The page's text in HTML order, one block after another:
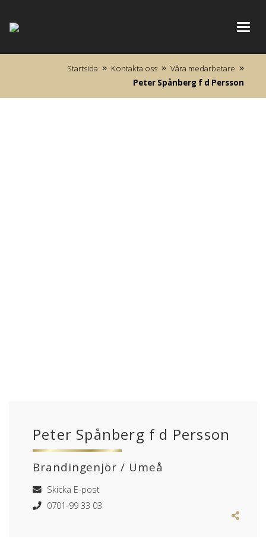
Startsida Kontakta oss
Våra medarbetare
Peter Spånberg f d Persson
Peter Spånberg f d Persson
Brandingenjör / Umeå
Skicka E-post
0701-99 33 03